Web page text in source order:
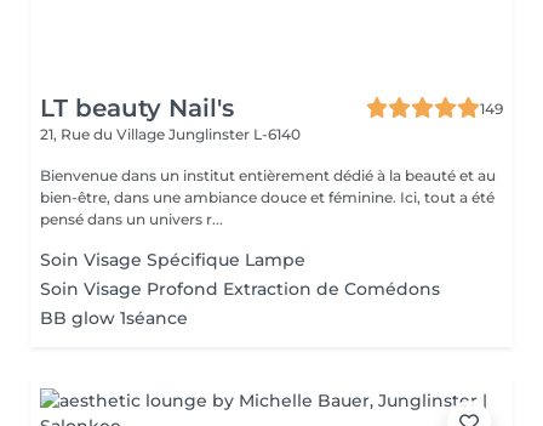
LT beauty Nail's
149
21, Rue du Village Junglinster L-6140
Bienvenue dans un institut entièrement dédié à la beauté et au
bien-être, dans une ambiance douce et féminine. Ici, tout a été
pensé dans un univers r...
Soin Visage Spécifique Lampe
Soin Visage Profond Extraction de Comédons
BB glow 1séance